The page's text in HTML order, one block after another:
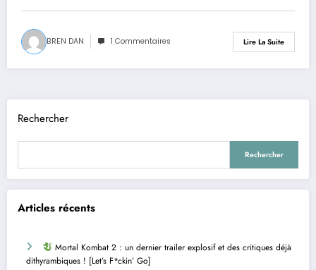
BREN DAN 1 Commentaires Lire La Suite
Rechercher
Rechercher
Articles récents
Mortal Kombat 2 : un dernier trailer explosif et des critiques déjà
dithyrambiques ! [Let’s F*ckin’ Go]